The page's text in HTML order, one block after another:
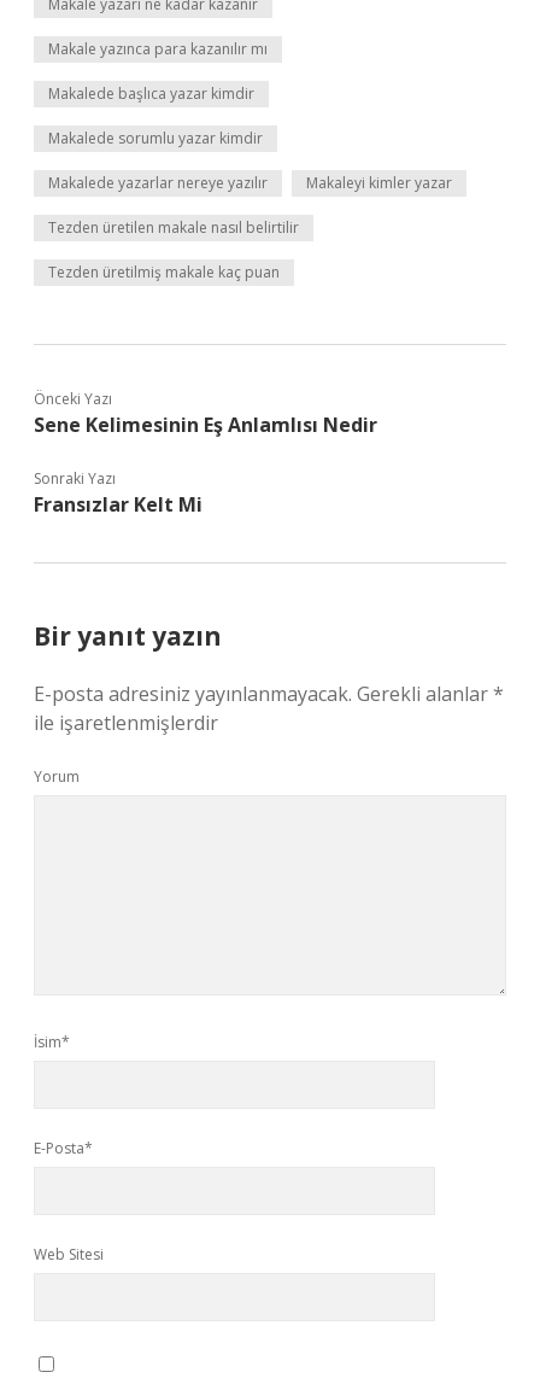
Makale yazarı ne kadar kazanır
Makale yazınca para kazanılır mı
Makalede başlıca yazar kimdir
Makalede sorumlu yazar kimdir
Makalede yazarlar nereye yazılır Makaleyi kimler yazar
Tezden üretilen makale nasıl belirtilir
Tezden üretilmiş makale kaç puan
Önceki Yazı
Sene Kelimesinin Eş Anlamlısı Nedir
Sonraki Yazı
Fransızlar Kelt Mi
Bir yanıt yazın
E-posta adresiniz yayınlanmayacak. Gerekli alanlar*
ile işaretlenmişlerdir
Yorum
İsim*
E-Posta*
Web Sitesi